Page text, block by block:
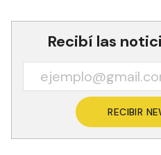
Recibí las
RECIBIR